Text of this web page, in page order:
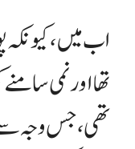
اب میں،
تھا اور نمی
تھی، جس وجہ